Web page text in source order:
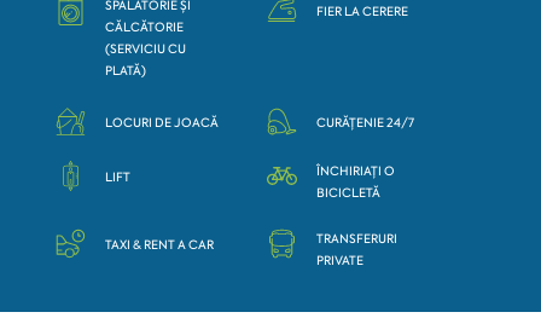
SPĂLĂTORIE ȘI
CĂLCĂTORIE
(SERVICIU CU
PLATĂ)
FIER LA CERERE
LOCURI DE JOACĂ CURĂȚENIE 24/7
LIFT
ÎNCHIRIAȚI O
BICICLETĂ
TAXI & RENT A CAR
TRANSFERURI
PRIVATE